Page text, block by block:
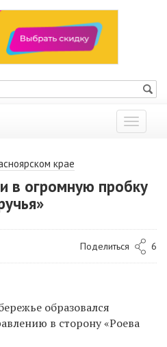
Показать
меню
крае
в огромную пробку
Поделиться 6
образовался
в сторону«Роева